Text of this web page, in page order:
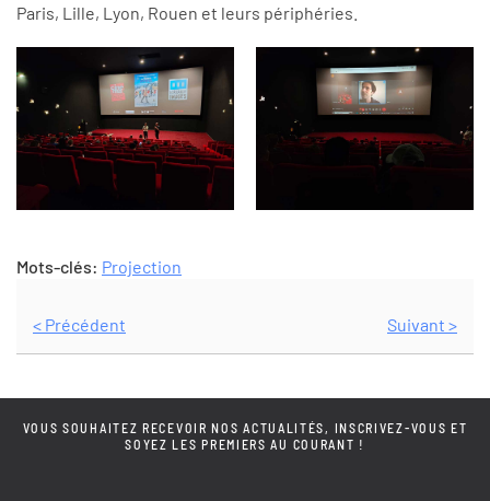
Paris, Lille, Lyon, Rouen et leurs périphéries.
Mots-clés: Projection
< Précédent Suivant >
VOUS SOUHAITEZ RECEVOIR NOS ACTUALITÉS, INSCRIVEZ-VOUS ET
SOYEZ LES PREMIERS AU COURANT !